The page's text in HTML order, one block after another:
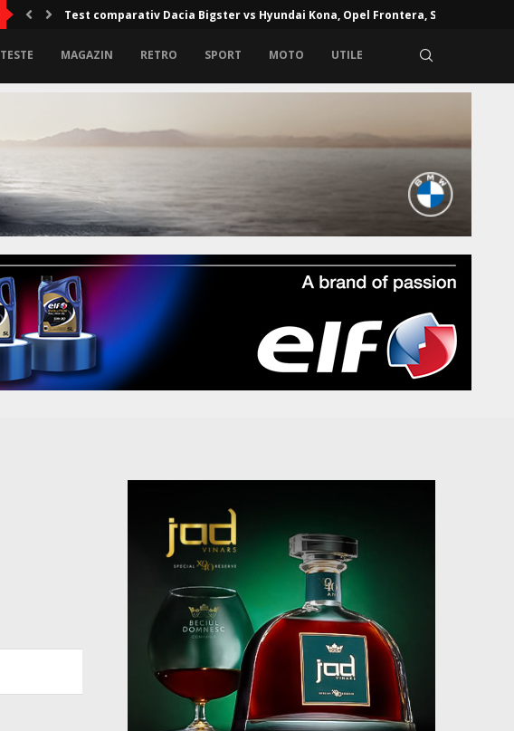
Test comparativ Dacia Bigster vs Hyundai Kona, Opel Frontera, Skoda...
TESTE MAGAZIN RETRO SPORT MOTO UTILE